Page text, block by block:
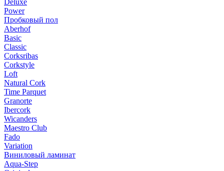
Deluxe
Power
Пробковый пол
Aberhof
Basic
Classic
Corksribas
Corkstyle
Loft
Natural Cork
Time Parquet
Granorte
Ibercork
Wicanders
Мaestro Club
Fado
Variation
Виниловый ламинат
Aqua-Step